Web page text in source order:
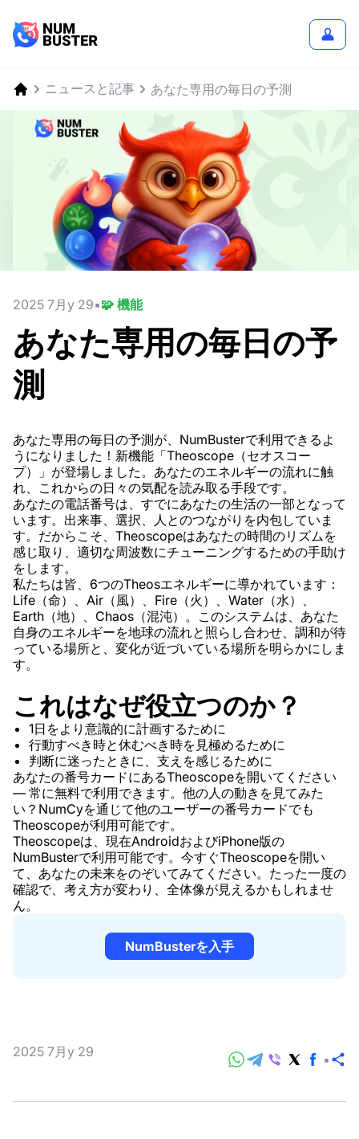
ニュースと記事 あなた専用の毎日の予測
2025 7月y 29 🧩 機能
あなた専用の毎日の予
測
あなた専用の毎日の予測が、NumBusterで利用できるよ
うになりました！新機能「Theoscope（セオスコー
プ）」が登場しました。あなたのエネルギーの流れに触
れ、これからの日々の気配を読み取る手段です。
あなたの電話番号は、すでにあなたの生活の一部となって
います。出来事、選択、人とのつながりを内包していま
す。だからこそ、Theoscopeはあなたの時間のリズムを
感じ取り、適切な周波数にチューニングするための手助け
をします。
私たちは皆、6つのTheosエネルギーに導かれています：
Life（命）、Air（風）、Fire（火）、Water（水）、
Earth（地）、Chaos（混沌）。このシステムは、あなた
自身のエネルギーを地球の流れと照らし合わせ、調和が待
っている場所と、変化が近づいている場所を明らかにしま
す。
これはなぜ役立つのか？
1日をより意識的に計画するために
行動すべき時と休むべき時を見極めるために
判断に迷ったときに、支えを感じるために
あなたの番号カードにあるTheoscopeを開いてください
— 常に無料で利用できます。他の人の動きを見てみた
い？NumCyを通じて他のユーザーの番号カードでも
Theoscopeが利用可能です。
Theoscopeは、現在AndroidおよびiPhone版の
NumBusterで利用可能です。今すぐTheoscopeを開い
て、あなたの未来をのぞいてみてください。たった一度の
確認で、考え方が変わり、全体像が見えるかもしれませ
ん。
NumBusterを入手
2025 7月y 29